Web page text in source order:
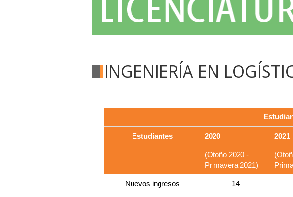
INGENIERÍA EN
Estudiantes 2020 2021
(Otoño 2020 -
Primavera 2021)
Nuevos ingresos 14